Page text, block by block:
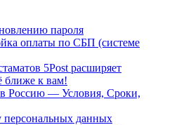
пароля
оплаты по СБП (системе
5Post расширяет
ближе к вам!
в Россию — Условия, Сроки,
персональных данных